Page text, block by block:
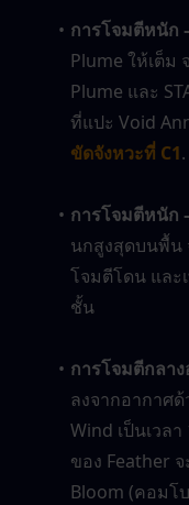
การโจมตีหนัก
Plume ให้เต็ม
Plume และ
ที่แปะ Void
ขัดจังหวะที่ C1.
การโจมตีหนัก
นกสูงสุดบนพื้น
โจมตีโดน และ
ชั้น
การโจมตีกลา
ลงจากอากาศ
Wind เป็นเวล
ของ Feather
Bloom (คอมโ